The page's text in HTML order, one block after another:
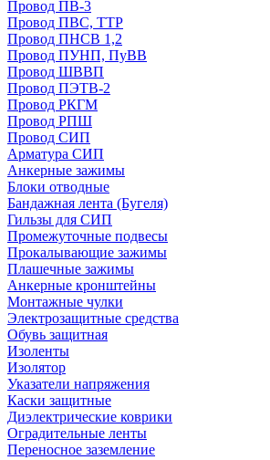
Провод ПВ-3
Провод ПВС, ТТР
Провод ПНСВ 1,2
Провод ПУНП, ПуВВ
Провод ШВВП
Провод ПЭТВ-2
Провод РКГМ
Провод РПШ
Провод СИП
Арматура СИП
Анкерные зажимы
Блоки отводные
Бандажная лента (Бугеля)
Гильзы для СИП
Промежуточные подвесы
Прокалывающие зажимы
Плашечные зажимы
Анкерные кронштейны
Монтажные чулки
Электрозащитные средства
Обувь защитная
Изоленты
Изолятор
Указатели напряжения
Каски защитные
Диэлектрические коврики
Оградительные ленты
Переносное заземление